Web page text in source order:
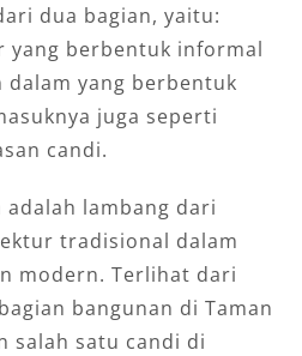
dua bagian, yaitu:
yang berbentuk informal
dalam yang berbentuk
juga seperti
candi.
adalah lambang dari
tradisional dalam
modern. Terlihat dari
bangunan di Taman
salah satu candi di